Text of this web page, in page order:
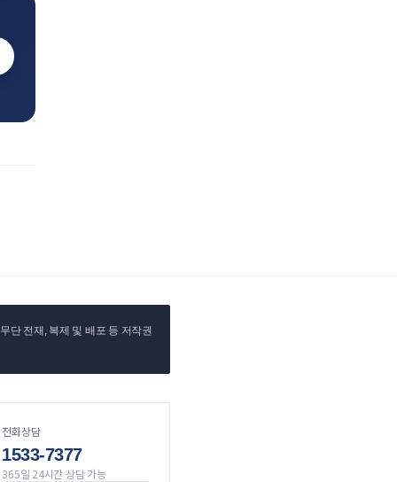
단 전재, 복제 및 배포 등 저작권
전화상담
1533-7377
365일 24시간 상담 가능